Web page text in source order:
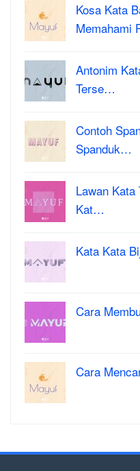
Kosa Kata
Memahami
Antonim
Terse…
Contoh
Spanduk…
Lawan
Kat…
Kata Kata
Cara
Cara